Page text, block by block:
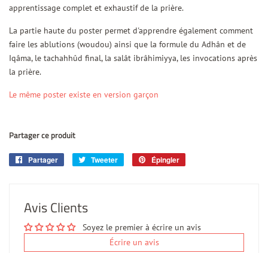
apprentissage complet et exhaustif de la prière.
La partie haute du poster permet d'apprendre également comment
faire les ablutions (woudou) ainsi que la formule du Adhân et de
Iqâma, le tachahhûd final, la salât ibrâhimiyya, les invocations après
la prière.
Le même poster existe en version garçon
Partager ce produit
Partager
PartagerTweeter
Tweeter
Épingler
Avis Clients
Soyez le premier à écrire un avis
Écrire un avis